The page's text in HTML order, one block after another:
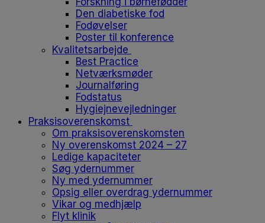
Den diabetiske fod
Fodøvelser
Poster til konference
Kvalitetsarbejde
Best Practice
Netværksmøder
Journalføring
Fodstatus
Hygiejnevejledninger
Praksisoverenskomst
Om praksisoverenskomsten
Ny overenskomst 2024 – 27
Ledige kapaciteter
Søg ydernummer
Ny med ydernummer
Opsig eller overdrag ydernummer
Vikar og medhjælp
Flyt klinik